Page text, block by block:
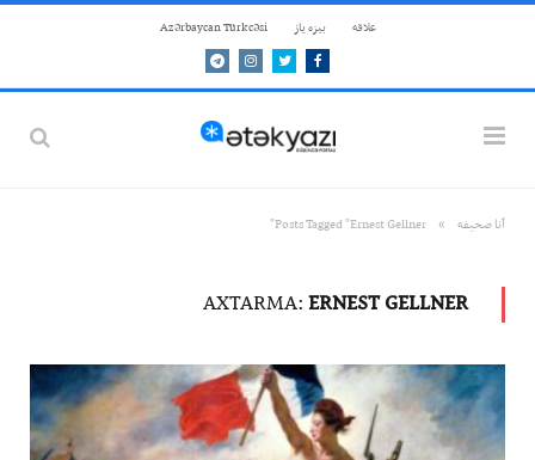
علاقه بيزه ياز Azərbaycan Türkcəsi
Facebook
Twitter
Instagram
Telegram
آنا صحيفه »
Posts Tagged "Ernest Gellner"
AXTARMA:ERNEST GELLNER